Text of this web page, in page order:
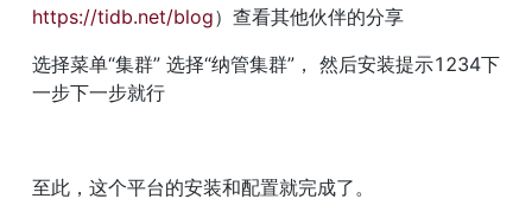
https://tidb.net/blog）查看其他伙伴的分享
选择菜单“集群” 选择“纳管集群”， 然后安装提示1234下
一步下一步就行
至此，这个平台的安装和配置就完成了。